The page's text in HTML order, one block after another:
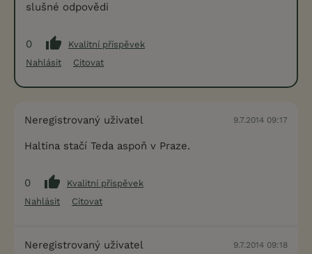
slušné odpovědi
0
Kvalitní příspěvek
Nahlásit
Citovat
Neregistrovaný uživatel 9.7.2014 09:17
Haltina stačí Teda aspoň v Praze.
0
Kvalitní příspěvek
Nahlásit
Citovat
Neregistrovaný uživatel 9.7.2014 09:18